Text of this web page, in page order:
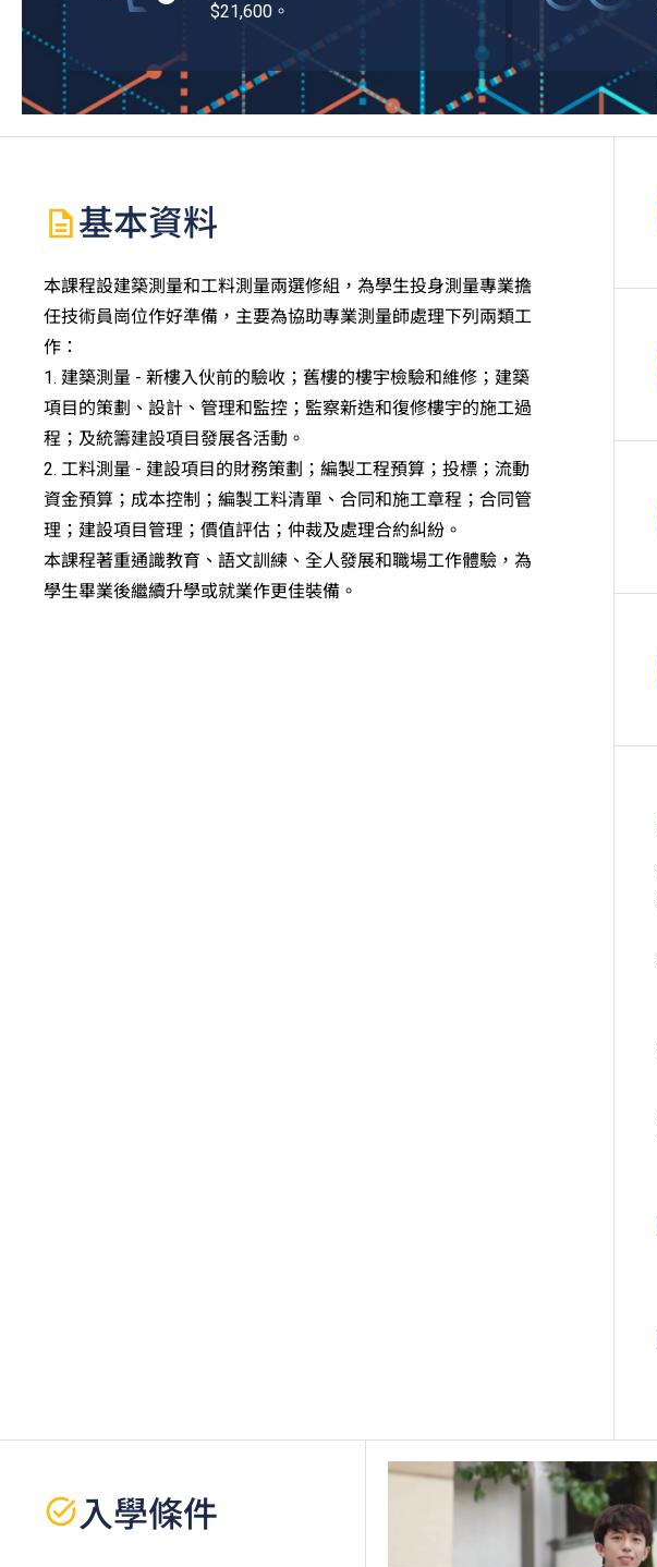
$21,600。
基本資料
本課程設建築測量和工料測量兩選修組，為學生投身測量專業擔
任技術員崗位作好準備，主要為協助專業測量師處理下列兩類工
作：
1. 建築測量 - 新樓入伙前的驗收；舊樓的樓宇檢驗和維修；建築
項目的策劃、設計、管理和監控；監察新造和復修樓宇的施工過
程；及統籌建設項目發展各活動。
2. 工料測量 - 建設項目的財務策劃；編製工程預算；投標；流動
資金預算；成本控制；編製工料清單、合同和施工章程；合同管
理；建設項目管理；價值評估；仲裁及處理合約糾紛。
本課程著重通識教育、語文訓練、全人發展和職場工作體驗，為
學生畢業後繼續升學或就業作更佳裝備。
入學條件